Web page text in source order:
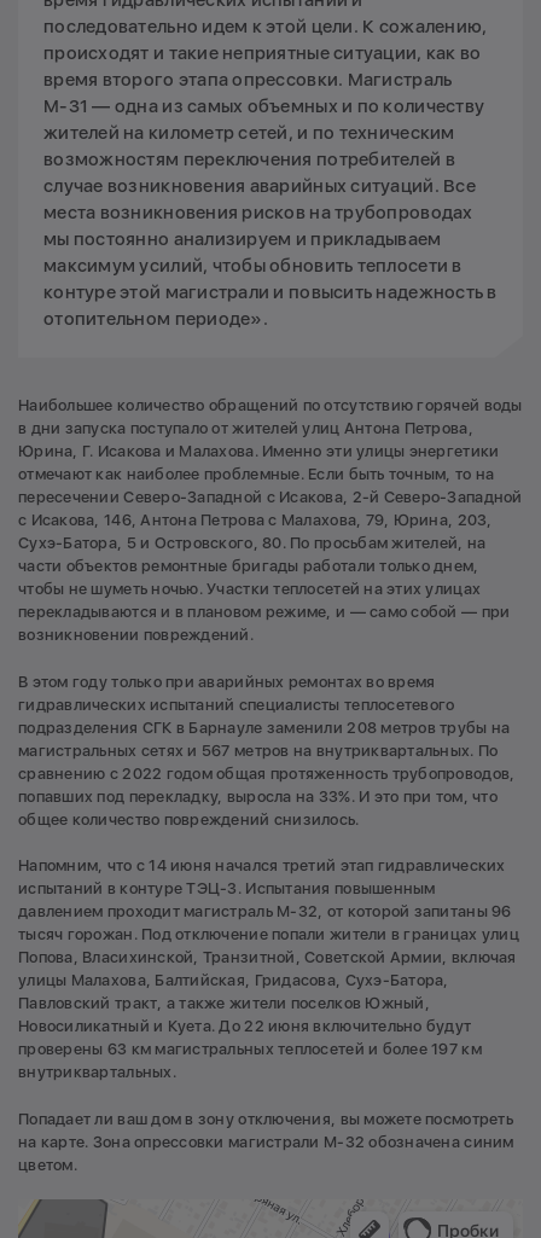
последовательно идем к этой цели. К сожалению,
происходят и такие неприятные ситуации, как во
время второго этапа опрессовки. Магистраль
М-31 — одна из самых объемных и по количеству
жителей на километр сетей, и по техническим
возможностям переключения потребителей в
случае возникновения аварийных ситуаций. Все
места возникновения рисков на трубопроводах
мы постоянно анализируем и прикладываем
максимум усилий, чтобы обновить теплосети в
контуре этой магистрали и повысить надежность в
отопительном периоде».
Наибольшее количество обращений по отсутствию горячей воды
в дни запуска поступало от жителей улиц Антона Петрова,
Юрина, Г. Исакова и Малахова. Именно эти улицы энергетики
отмечают как наиболее проблемные. Если быть точным, то на
пересечении Северо-Западной с Исакова, 2-й Северо-Западной
с Исакова, 146, Антона Петрова с Малахова, 79, Юрина, 203,
Сухэ-Батора, 5 и Островского, 80. По просьбам жителей, на
части объектов ремонтные бригады работали только днем,
чтобы не шуметь ночью. Участки теплосетей на этих улицах
перекладываются и в плановом режиме, и — само собой — при
возникновении повреждений.
В этом году только при аварийных ремонтах во время
гидравлических испытаний специалисты теплосетевого
подразделения СГК в Барнауле заменили 208 метров трубы на
магистральных сетях и 567 метров на внутриквартальных. По
сравнению с 2022 годом общая протяженность трубопроводов,
попавших под перекладку, выросла на 33%. И это при том, что
общее количество повреждений снизилось.
Напомним, что с 14 июня начался третий этап гидравлических
испытаний в контуре ТЭЦ-3. Испытания повышенным
давлением проходит магистраль М-32, от которой запитаны 96
тысяч горожан. Под отключение попали жители в границах улиц
Попова, Власихинской, Транзитной, Советской Армии, включая
улицы Малахова, Балтийская, Гридасова, Сухэ-Батора,
Павловский тракт, а также жители поселков Южный,
Новосиликатный и Куета. До 22 июня включительно будут
проверены 63 км магистральных теплосетей и более 197 км
внутриквартальных.
Попадает ли ваш дом в зону отключения, вы можете посмотреть
на карте. Зона опрессовки магистрали М-32 обозначена синим
цветом.